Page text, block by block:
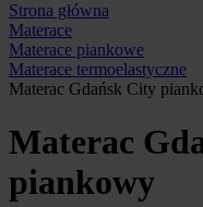
Strona główna
Materace
Materace piankowe
Materace termoelastyczne
Materac Gdańsk City
Materac
piankowy